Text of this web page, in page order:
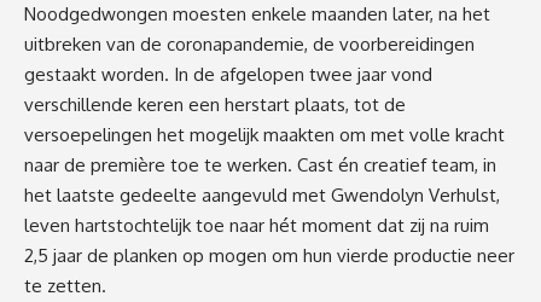
Noodgedwongen moesten enkele maanden later, na het
uitbreken van de coronapandemie, de voorbereidingen
gestaakt worden. In de afgelopen twee jaar vond
verschillende keren een herstart plaats, tot de
versoepelingen het mogelijk maakten om met volle kracht
naar de première toe te werken. Cast én creatief team, in
het laatste gedeelte aangevuld met Gwendolyn Verhulst,
leven hartstochtelijk toe naar hét moment dat zij na ruim
2,5 jaar de planken op mogen om hun vierde productie neer
te zetten.